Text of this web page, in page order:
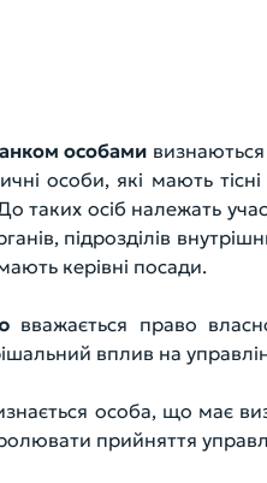
особами
особи, які мають
До таких осіб належать
підрозділів
керівні посади.
вважається право
вплив на
особа, що має
прийняття